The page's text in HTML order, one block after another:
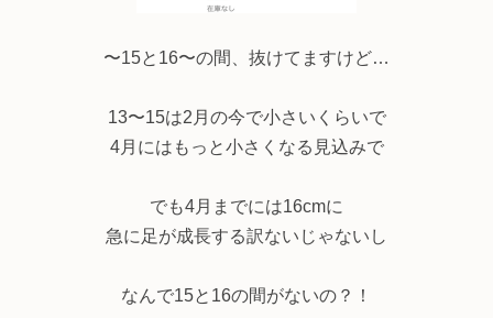
〜15と16〜の間、抜けてますけど…
13〜15は2月の今で小さいくらいで
4月にはもっと小さくなる見込みで
でも4月までには16cmに
急に足が成長する訳ないじゃないし
なんで15と16の間がないの？！